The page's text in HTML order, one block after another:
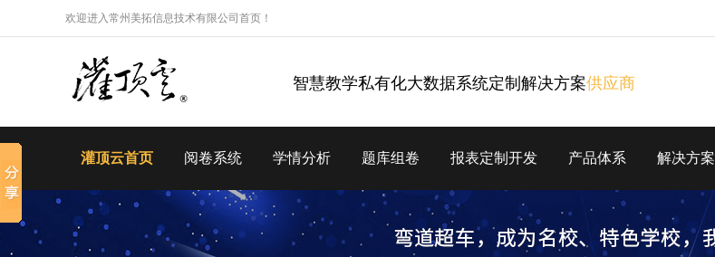
欢迎进入常州美拓信息技术有限公司首页！
智慧教学私有化大数据系统定制解决方案供应商
灌顶云首页 阅卷系统 学情分析 题库组卷 报表定制开发 产品体系 解决方案